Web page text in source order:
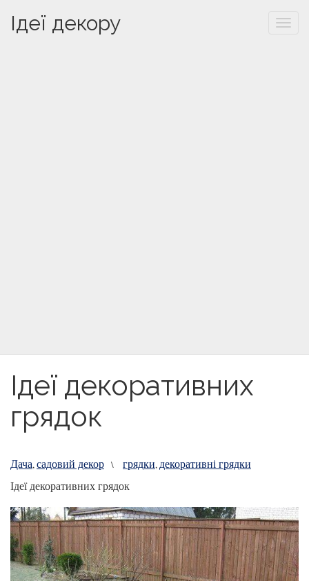
Ідеї декору
Ідеї декоративних
грядок
Дача,садовий декор \ грядки, декоративні грядки
Ідеї декоративних грядок